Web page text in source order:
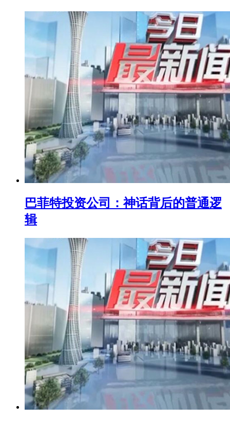
巴菲特投资公司：神话背后的普通逻
辑